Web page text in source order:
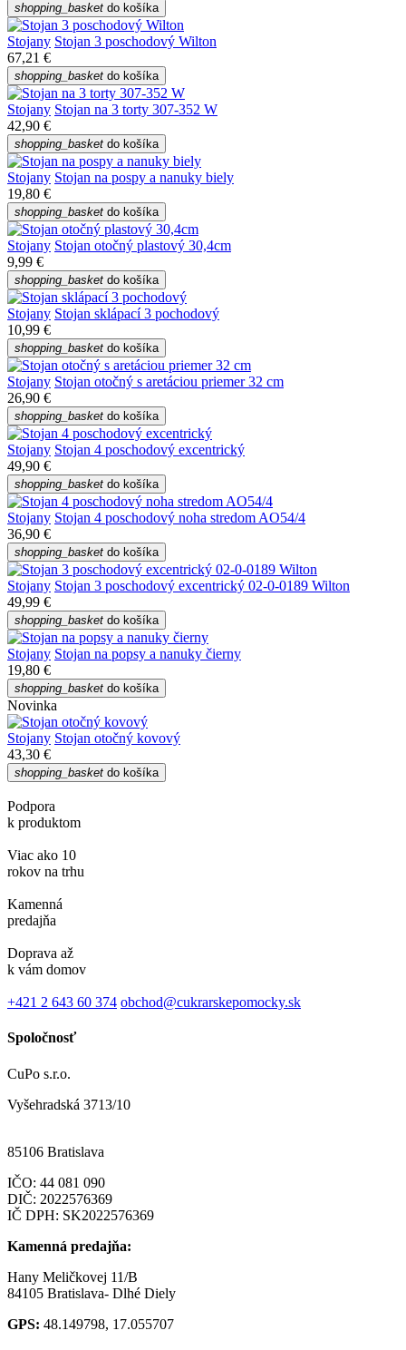
shopping_basket do košíka
Stojany Stojan 3 poschodový Wilton
67,21 €
shopping_basket do košíka
Stojany Stojan na 3 torty 307-352 W
42,90 €
shopping_basket do košíka
Stojany Stojan na pospy a nanuky biely
19,80 €
shopping_basket do košíka
Stojany Stojan otočný plastový 30,4cm
9,99 €
shopping_basket do košíka
Stojany Stojan sklápací 3 pochodový
10,99 €
shopping_basket do košíka
Stojany Stojan otočný s aretáciou priemer 32 cm
26,90 €
shopping_basket do košíka
Stojany Stojan 4 poschodový excentrický
49,90 €
shopping_basket do košíka
Stojany Stojan 4 poschodový noha stredom AO54/4
36,90 €
shopping_basket do košíka
Stojany Stojan 3 poschodový excentrický 02-0-0189 Wilton
49,99 €
shopping_basket do košíka
Stojany Stojan na popsy a nanuky čierny
19,80 €
shopping_basket do košíka
Novinka
Stojany Stojan otočný kovový
43,30 €
shopping_basket do košíka
Podpora
k produktom
Viac ako 10
rokov na trhu
Kamenná
predajňa
Doprava až
k vám domov
+421 2 643 60 374 obchod@cukrarskepomocky.sk
Spoločnosť
CuPo s.r.o.
Vyšehradská 3713/10
85106 Bratislava
IČO: 44 081 090
DIČ: 2022576369
IČ DPH: SK2022576369
Kamenná predajňa:
Hany Meličkovej 11/B
84105 Bratislava- Dlhé Diely
GPS: 48.149798, 17.055707